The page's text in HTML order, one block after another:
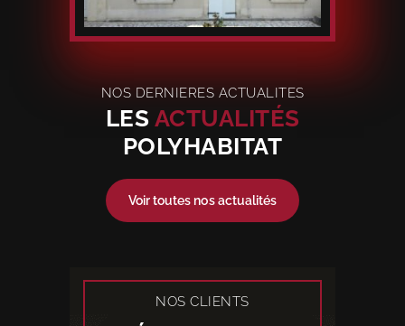
NOS DERNIERES ACTUALITES
LES ACTUALITÉS
POLYHABITAT
Voir toutes nos actualités
NOS CLIENTS